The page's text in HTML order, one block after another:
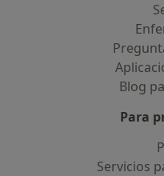
Blog
Para
Servicios